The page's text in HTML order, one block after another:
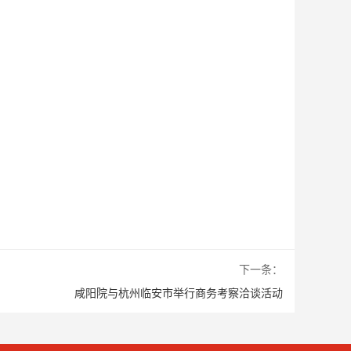
下一条：
咸阳院与杭州临安市举行商务考察洽谈活动